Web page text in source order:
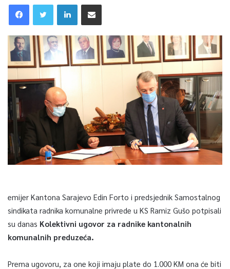
emijer Kantona Sarajevo Edin Forto i predsjednik Samostalnog
sindikata radnika komunalne privrede u KS Ramiz Gušo potpisali
su danas Kolektivni ugovor za radnike kantonalnih
komunalnih preduzeća.
Prema ugovoru, za one koji imaju plate do 1.000 KM ona će biti